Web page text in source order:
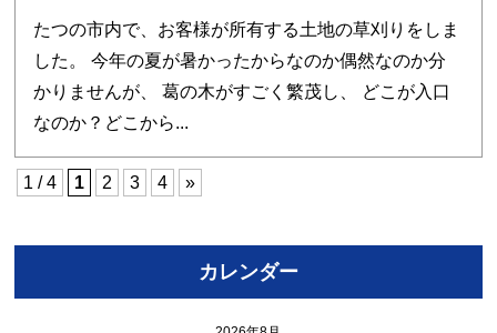
たつの市内で、お客様が所有する土地の草刈りをしま
した。 今年の夏が暑かったからなのか偶然なのか分
かりませんが、 葛の木がすごく繁茂し、 どこが入口
なのか？どこから...
1 / 4 1 2 3 4 »
カレンダー